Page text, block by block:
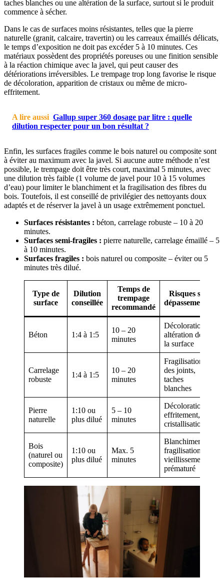
taches blanches ou une altération de la surface, surtout si le produit
commence à sécher.
Dans le cas de surfaces moins résistantes, telles que la pierre
naturelle (granit, calcaire, travertin) ou les carreaux émaillés délicats,
le temps d’exposition ne doit pas excéder 5 à 10 minutes. Ces
matériaux possèdent des propriétés poreuses ou une finition sensible
à la réaction chimique avec la javel, qui peut causer des
détériorations irréversibles. Le trempage trop long favorise le risque
de décoloration, apparition de cristaux ou même de micro-
effritement.
A lire aussi Gallup super 360 dosage par litre : quelle
dilution respecter pour un bon résultat ?
Enfin, les surfaces fragiles comme le bois naturel ou composite sont
à éviter au maximum avec la javel. Si aucune autre méthode n’est
possible, le trempage doit être très court, maximal 5 minutes, avec
une dilution très faible (1 volume de javel pour 10 à 15 volumes
d’eau) pour limiter le blanchiment et la fragilisation des fibres du
bois. Toutefois, il est conseillé de privilégier des nettoyants doux
adaptés et de réserver la javel à un usage extrêmement ponctuel.
Surfaces résistantes : béton, carrelage robuste – 10 à 20
minutes.
Surfaces semi-fragiles : pierre naturelle, carrelage émaillé – 5
à 10 minutes.
Surfaces fragiles : bois naturel ou composite – éviter ou 5
minutes très dilué.
Type de
surface
Dilution
conseillée
Temps de
trempage
recommandé
Risques si
dépassement
Béton 1:4 à 1:5
10 – 20
minutes
Décoloration,
altération de
la surface
Carrelage
robuste
1:4 à 1:5
10 – 20
minutes
Fragilisation
des joints,
taches
blanches
Pierre
naturelle
1:10 ou
plus dilué
5 – 10
minutes
Décoloration,
effritement,
cristallisation
Bois
(naturel ou
composite)
1:10 ou
plus dilué
Max. 5
minutes
Blanchiment,
fragilisation,
vieillissement
prématuré